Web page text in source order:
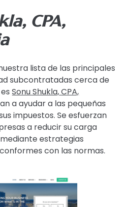
CPA,
lista de las principales
subcontratadas cerca de
esSonu Shukla, CPA,
a ayudar a las pequeñas
impuestos. Se esfuerzan
a reducir su carga
estrategias
con las normas.